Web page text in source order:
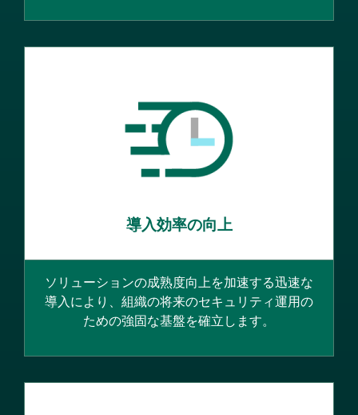
導入効率の向上
ソリューションの成熟度向上を加速する迅速な
導入により、組織の将来のセキュリティ運用の
ための強固な基盤を確立します。